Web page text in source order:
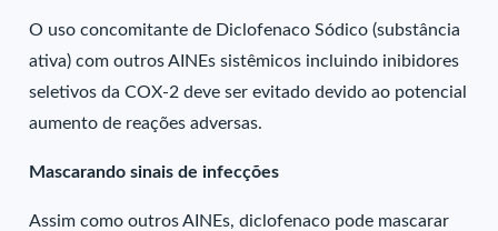
O uso concomitante de Diclofenaco Sódico (substância
ativa) com outros AINEs sistêmicos incluindo inibidores
seletivos da COX-2 deve ser evitado devido ao potencial
aumento de reações adversas.
Mascarando sinais de infecções
Assim como outros AINEs, diclofenaco pode mascarar